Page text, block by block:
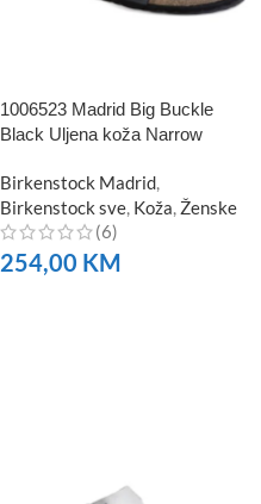
1006523 Madrid Big Buckle
Black Uljena koža Narrow
Birkenstock Madrid,
Birkenstock sve, Koža, Ženske
(6)
254,00 KM